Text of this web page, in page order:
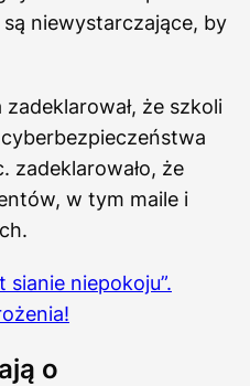
niewystarczające, by
że szkoli
zadeklarowało, że
w tym maile i
niepokoju”.
o